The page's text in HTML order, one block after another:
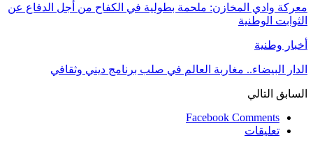
معركة وادي المخازن: ملحمة بطولية في الكفاح من أجل الدفاع عن
الثوابت الوطنية
أخبار وطنية
الدار البيضاء.. مغاربة العالم في صلب برنامج ديني وثقافي
السابق التالي
Facebook Comments
تعليقات